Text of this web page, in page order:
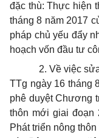
đặc thù: Thực hiện
tháng 8 năm 2017
pháp chủ yếu đẩy
hoạch vốn đầu tư
2. Về việc
TTg ngày 16 tháng
phê duyệt Chương
thôn mới giai đoạn
Phát triển nông